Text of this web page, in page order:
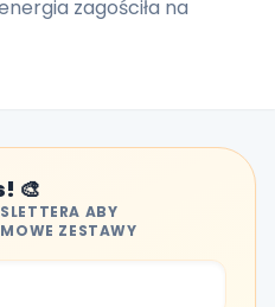
zagościła na
🎨
ABY
ZESTAWY